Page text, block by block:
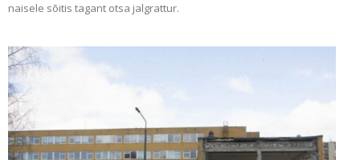
naisele sõitis tagant otsa jalgrattur.